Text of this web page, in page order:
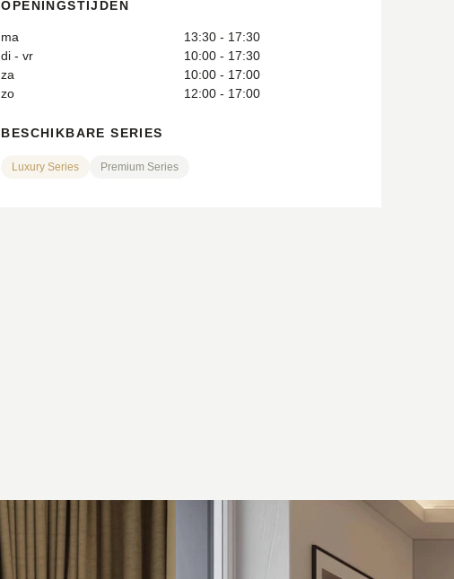
OPENINGSTIJDEN
ma
13:30 - 17:30
di - vr
10:00 - 17:30
za
10:00 - 17:00
zo
12:00 - 17:00
BESCHIKBARE SERIES
Luxury Series Premium Series